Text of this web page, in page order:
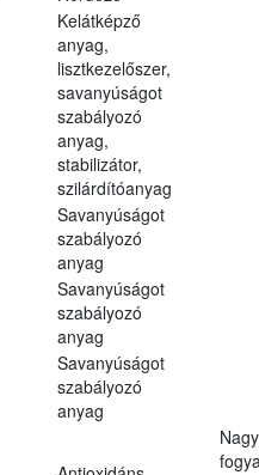
Kelátképző
anyag,
lisztkezelőszer,
savanyúságot
szabályozó
anyag,
stabilizátor,
szilárdítóanyag
Savanyúságot
szabályozó
anyag
Savanyúságot
szabályozó
anyag
Savanyúságot
szabályozó
anyag